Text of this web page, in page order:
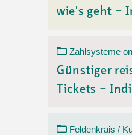
wie's geht –
Zahlsysteme
Günstiger
Tickets –
Feldenkrais /